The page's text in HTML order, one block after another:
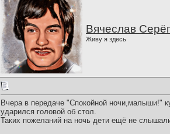
Вячеслав
Живу я здесь
Вчера в передаче "Спокойной ночи,малыши!"
ударился головой об стол.
Таких пожеланий на ночь дети ещё не